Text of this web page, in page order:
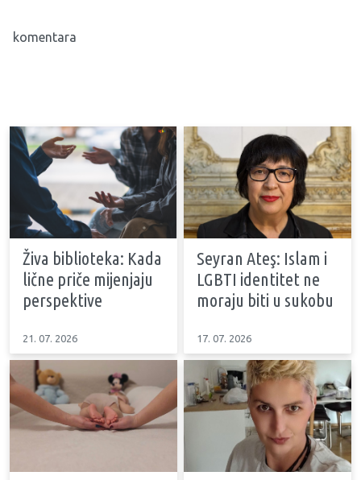
komentara
Živa biblioteka: Kada
lične priče mijenjaju
perspektive
21. 07. 2026
Seyran Ateş: Islam i
LGBTI identitet ne
moraju biti u sukobu
17. 07. 2026